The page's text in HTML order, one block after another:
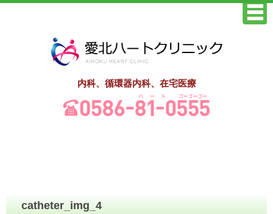
内科、循環器内科、在宅医療
catheter_img_4